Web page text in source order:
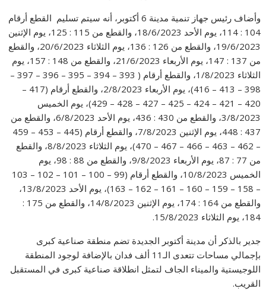
وأضاف رئيس جهاز تنمية مدينة 6 أكتوبر، أنه سيتم تسليم القطع أرقام
104 : 114، يوم الأحد 18/6/2023، والقطع من 115 : 125، يوم الإثنين
19/6/2023، والقطع من 126 : 136، يوم الثلاثاء 20/6/2023، والقطع
من 137 : 147، يوم الأربعاء 21/6/2023، والقطع من 148 : 157، يوم
الثلاثاء 1/8/2023، والقطع أرقام ( 393 – 394 – 395 – 396 – 397 –
398 – 413 – 416)، يوم الأربعاء 2/8/2023، والقطع أرقام (417 –
420 – 421 – 424 – 425 – 427 – 428 – 429)، يوم الخميس
3/8/2023، والقطع من 430 : 436، يوم الأحد 6/8/2023، والقطع من
437 : 448، يوم الإثنين 7/8/2023، والقطع أرقام (445 – 453 – 459
– 462 – 463 – 466 – 467 – 470)، يوم الثلاثاء 8/8/2023، والقطع
من 77 : 87، يوم الأربعاء 9/8/2023، والقطع من 88 : 98، يوم
الخميس 10/8/2023، والقطع أرقام (99 – 100 – 101 – 102 – 103
– 158 – 159 – 160 – 161 – 162 – 163)، يوم الأحد 13/8/2023،
والقطع من 164 : 174، يوم الإثنين 14/8/2023، والقطع من 175 :
184، يوم الثلاثاء 15/8/2023.
جدير بالذكر أن مدينة أكتوبر الجديدة تضم منطقة صناعية كبرى
بإجمالي مساحات تتعدى الـ11 ألف فدان بالإضافة لوجود المنطقة
اللوجيستية والميناء الجاف لتمثل انطلاقة صناعية كبرى في المستقبل
القريب.